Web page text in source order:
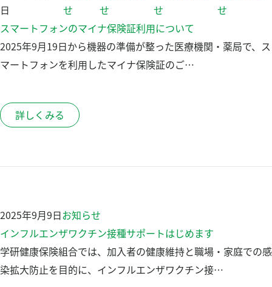
日
せ
せ
せ
せ
スマートフォンのマイナ保険証利用について
2025年9月19日から機器の準備が整った医療機関・薬局で、ス
マートフォンを利用したマイナ保険証のご…
詳しくみる
2025年9月9日お知らせ
インフルエンザワクチン接種サポートはじめます
学研健康保険組合では、加入者の健康維持と職場・家庭での感
染拡大防止を目的に、インフルエンザワクチン接…